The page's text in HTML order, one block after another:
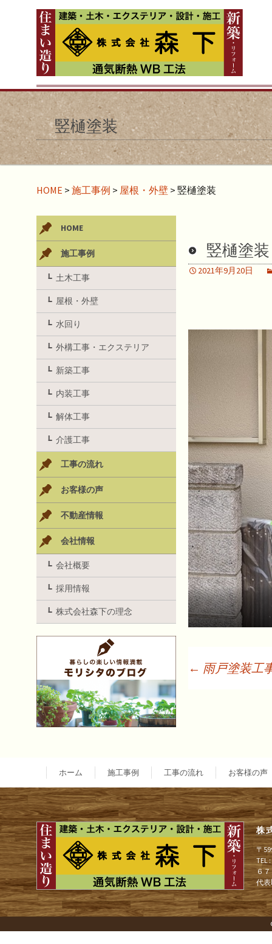
竪樋塗装
HOME > 施工事例 > 屋根・外壁 > 竪樋塗装
竪樋塗装
2021年9月20日
ナ
ビ
ゲ
ー
シ
← 雨戸塗装工
HOME
施工事例
土木工事
屋根・外壁
水回り
外構工事・エクステリア
新築工事
内装工事
解体工事
介護工事
工事の流れ
お客様の声
不動産情報
会社情報
会社概要
採用情報
株式会社森下の理念
ホーム 施工事例 工事の流れ お客様の声
株
〒
TEL
６
代